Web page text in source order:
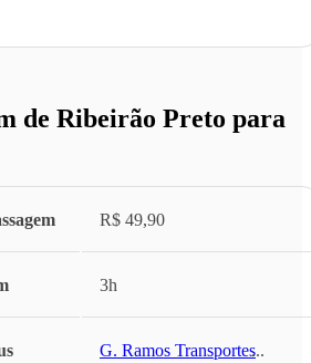
de Ribeirão Preto para
R$ 49,90
3h
G. Ramos Transportes...